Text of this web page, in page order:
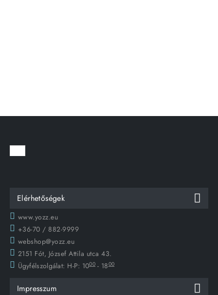
Elérhetőségek
www.yozz.eu
+36-70 / 882-9999
webshop@yozz.eu
2151 Fót, József Attila utca 43.
Ügyfélszolgálat: H-P: 1000 - 1800
Impresszum